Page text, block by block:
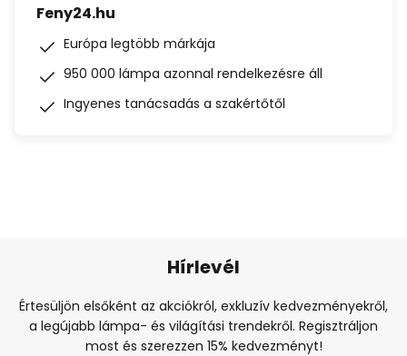
Feny24.hu
Európa legtöbb márkája
950 000 lámpa azonnal rendelkezésre áll
Ingyenes tanácsadás a szakértőtől
Hírlevél
Értesüljön elsőként az akciókról, exkluzív kedvezményekről,
a legújabb lámpa- és világítási trendekről. Regisztráljon
most és szerezzen 15% kedvezményt!